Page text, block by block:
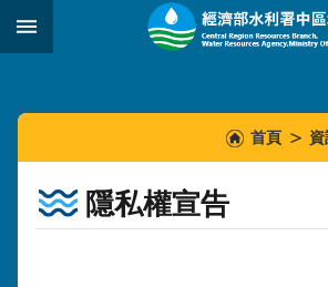
跳到主要內容區塊
::::::
首頁 資
隱私權宣告